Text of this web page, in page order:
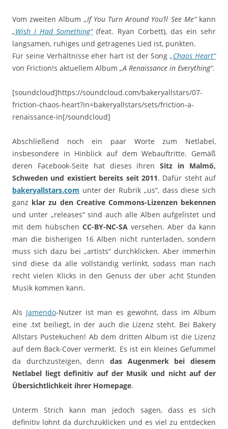
Vom zweiten Album „If You Turn Around You’ll See Me“kann
„Wish I Had Something“(feat. Ryan Corbett), das ein sehr
langsamen, ruhiges und getragenes Lied ist, punkten.
Für seine Verhältnisse eher hart ist der Song„Chaos Heart“
von Friction!s aktuellem Album „A Renaissance in Everything“.
[soundcloud]https://soundcloud.com/bakeryallstars/07-
friction-chaos-heart?in=bakeryallstars/sets/friction-a-
renaissance-in[/soundcloud]
Abschließend noch ein paar Worte zum Netlabel,
insbesondere in Hinblick auf dem Webauftritte. Gemäß
deren Facebook-Seite hat dieses ihrenSitz in Malmö,
Schweden und existiert bereits seit 2011. Dafür steht auf
bakeryallstars.com unter der Rubrik „us“, dass diese sich
ganz klar zu den Creative Commons-Lizenzen bekennen
und unter „releases“ sind auch alle Alben aufgelistet und
mit dem hübschen CC-BY-NC-SAversehen. Aber da kann
man die bisherigen 16 Alben nicht runterladen, sondern
muss sich dazu bei „artists“ durchklicken. Aber immerhin
sind diese da alle vollständig verlinkt, sodass man nach
recht vielen Klicks in den Genuss der über acht Stunden
Musik kommen kann.
Als Jamendo-Nutzer ist man es gewohnt, dass im Album
eine .txt beiliegt, in der auch die Lizenz steht. Bei Bakery
Allstars Pustekuchen! Ab dem dritten Album ist die Lizenz
auf dem Back-Cover vermerkt. Es ist ein kleines Gefummel
da durchzusteigen, denn das Augenmerk bei diesem
Netlabel liegt definitiv auf der Musik und nicht auf der
Übersichtlichkeit ihrer Homepage.
Unterm Strich kann man jedoch sagen, dass es sich
definitiv lohnt da durchzuklicken und es viel zu entdecken